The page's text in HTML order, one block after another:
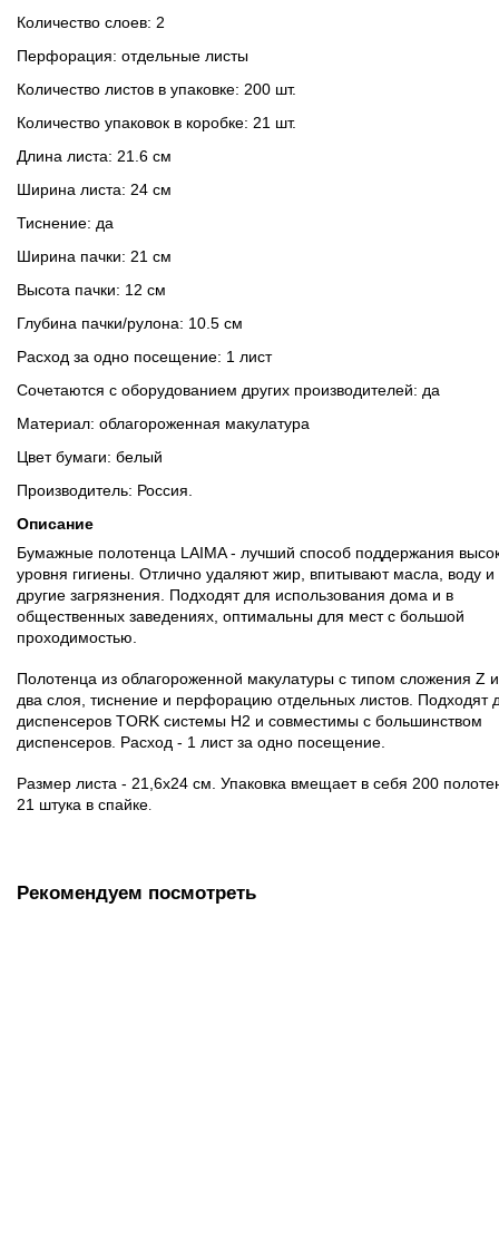
Количество слоев: 2
Перфорация: отдельные листы
Количество листов в упаковке: 200 шт.
Количество упаковок в коробке: 21 шт.
Длина листа: 21.6 см
Ширина листа: 24 см
Тиснение: да
Ширина пачки: 21 см
Высота пачки: 12 см
Глубина пачки/рулона: 10.5 см
Расход за одно посещение: 1 лист
Сочетаются с оборудованием других производителей: да
Материал: облагороженная макулатура
Цвет бумаги: белый
Производитель: Россия.
Описание
Бумажные полотенца LAIMA - лучший способ поддержания
уровня гигиены. Отлично удаляют жир, впитывают масла, воду и
другие загрязнения. Подходят для использования дома и в
общественных заведениях, оптимальны для мест с большой
проходимостью.
Полотенца из облагороженной макулатуры с типом сложения Z
два слоя, тиснение и перфорацию отдельных листов. Подходят
диспенсеров TORK системы H2 и совместимы с большинством
диспенсеров. Расход - 1 лист за одно посещение.
Размер листа - 21,6х24 см. Упаковка вмещает в себя 200
21 штука в спайке.
Рекомендуем посмотреть